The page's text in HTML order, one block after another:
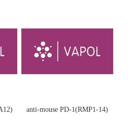
anti-mouse PD-1(RMP1-14)